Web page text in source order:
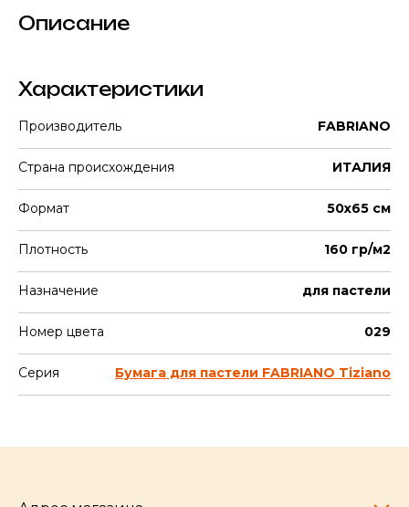
Описание
Характеристики
Производитель FABRIANO
Страна происхождения ИТАЛИЯ
Формат 50х65 см
Плотность 160 гр/м2
Назначение для пастели
Номер цвета 029
Серия Бумага для пастели FABRIANO Tiziano